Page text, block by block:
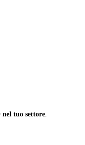
nel tuo settore